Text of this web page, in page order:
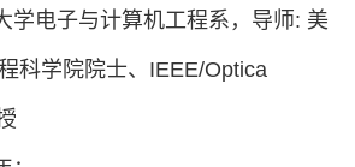
学电子与计算机工程系，导师: 美
科学院院士、IEEE/Optica